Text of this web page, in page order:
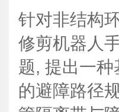
针对非结构
修剪机器人
题, 提出一
的避障路径